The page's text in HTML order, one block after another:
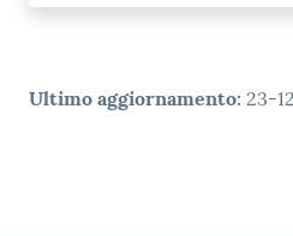
Ultimo aggiornamento: 23-